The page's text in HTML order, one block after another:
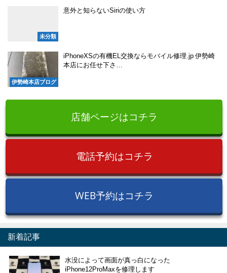
未分類
意外と知らないSiriの使い方
伊勢崎本店ブログ
iPhoneXSの有機EL交換ならモバイル修理.jp 伊勢崎
本店にお任せ下さ…
店舗ページはコチラ
電話予約はコチラ
WEB予約はコチラ
新着記事
水没によって画面が真っ白になった
iPhone12ProMaxを修理します